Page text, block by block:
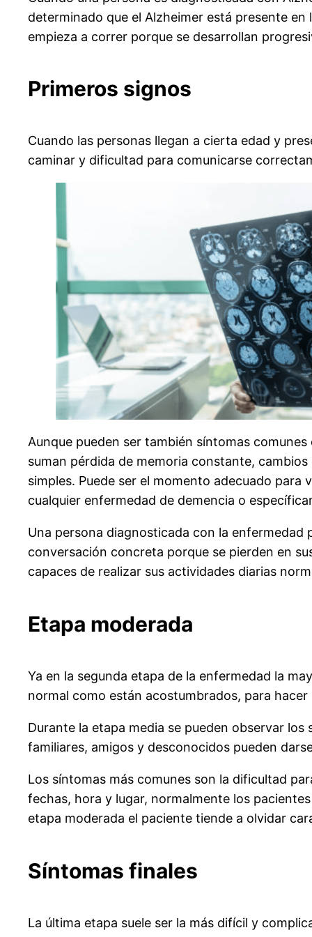
determinado que el Alzheimer está presente
empieza a correr porque se desarrollan
Primeros signos
Cuando las personas llegan a cierta edad y
caminar y dificultad para comunicarse
Aunque pueden ser también síntomas
suman pérdida de memoria constante,
simples. Puede ser el momento adecuado
cualquier enfermedad de demencia o
Una persona diagnosticada con la
conversación concreta porque se pierden en
capaces de realizar sus actividades diarias
Etapa moderada
Ya en la segunda etapa de la enfermedad la
normal como están acostumbrados, para
Durante la etapa media se pueden observar
familiares, amigos y desconocidos pueden
Los síntomas más comunes son la dificultad
fechas, hora y lugar, normalmente los
etapa moderada el paciente tiende a olvidar
Síntomas finales
La última etapa suele ser la más difícil y